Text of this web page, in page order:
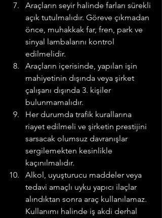
Araçların seyir halinde farları sürekli
açık tutulmalıdır. Göreve çıkmadan
önce, muhakkak far, fren, park ve
sinyal lambalarını kontrol
edilmelidir.
Araçların içerisinde, yapılan işin
mahiyetinin dışında veya şirket
çalışanı dışında 3. kişiler
bulunmamalıdır.
Her durumda trafik kurallarına
riayet edilmeli ve şirketin prestijini
sarsacak olumsuz davranışlar
sergilemekten kesinlikle
kaçınılmalıdır.
Alkol, uyuşturucu maddeler veya
tedavi amaçlı uyku yapıcı ilaçlar
alındıktan sonra araç kullanılamaz.
Kullanımı halinde iş akdi derhal